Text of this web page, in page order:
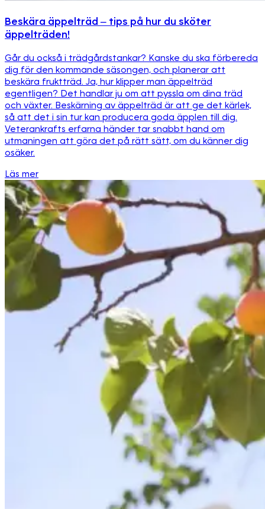
Beskära äppelträd – tips på hur du sköter
äppelträden!
Går du också i trädgårdstankar? Kanske du ska förbereda
dig för den kommande säsongen, och planerar att
beskära fruktträd. Ja, hur klipper man äppelträd
egentligen? Det handlar ju om att pyssla om dina träd
och växter. Beskärning av äppelträd är att ge det kärlek,
så att det i sin tur kan producera goda äpplen till dig.
Veterankrafts erfarna händer tar snabbt hand om
utmaningen att göra det på rätt sätt, om du känner dig
osäker.
Läs mer